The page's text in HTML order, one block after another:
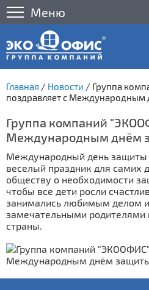
Меню
Главная / Новости / Группа
поздравляет с Международным
Группа компаний
Международным днём
Международный день защиты
веселый праздник для самих
обществу о необходимости
чтобы все дети росли
занимались любимым делом
замечательными родителями
страны.